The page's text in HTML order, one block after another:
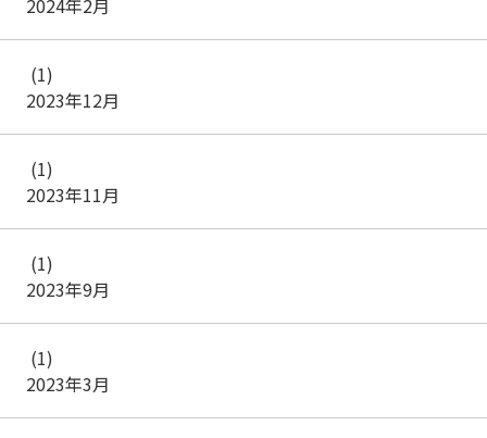
2024年2月
2023年12月
(1)
2023年11月
(1)
2023年9月
(1)
2023年3月
(1)